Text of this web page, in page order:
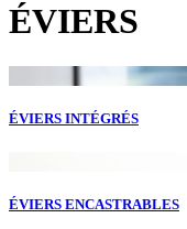
ÉVIERS
ÉVIERS INTÉGRÉS
ÉVIERS ENCASTRABLES